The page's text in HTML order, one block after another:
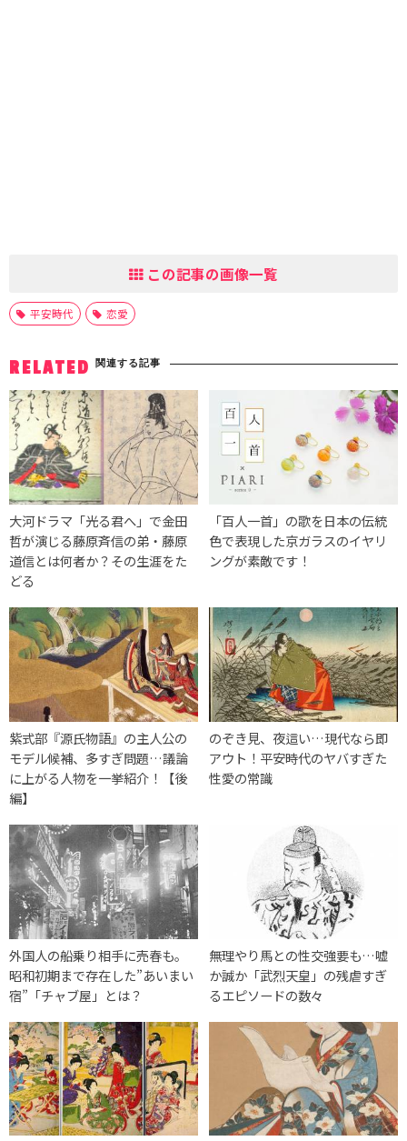
この記事の画像一覧
平安時代 恋愛
RELATED 関連する記事
大河ドラマ「光る君へ」で金田
哲が演じる藤原斉信の弟・藤原
道信とは何者か？その生涯をた
どる
「百人一首」の歌を日本の伝統
色で表現した京ガラスのイヤリ
ングが素敵です！
紫式部『源氏物語』の主人公の
モデル候補、多すぎ問題…議論
に上がる人物を一挙紹介！【後
編】
のぞき見、夜這い…現代なら即
アウト！平安時代のヤバすぎた
性愛の常識
外国人の船乗り相手に売春も。
昭和初期まで存在した”あいまい
宿”「チャブ屋」とは？
無理やり馬との性交強要も…嘘
か誠か「武烈天皇」の残虐すぎ
るエピソードの数々